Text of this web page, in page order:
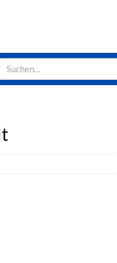
Suchen